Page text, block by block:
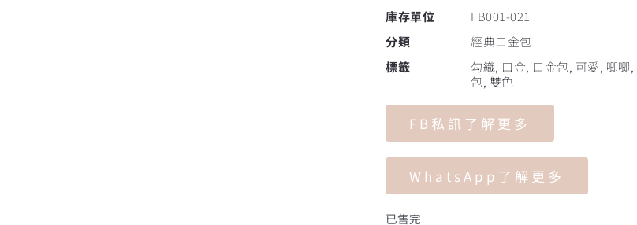
庫存單位
FB001-021
分類
經典口金包
標籤
勾織, 口金, 口金包, 可愛, 唧唧,
包, 雙色
FB私訊了解更多
WhatsApp了解更多
已售完